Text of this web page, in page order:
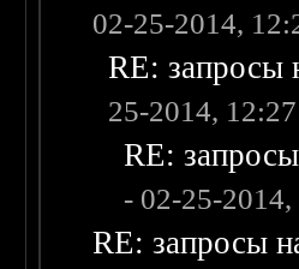
02-25-2014,
RE: запросы
25-2014,
RE:
- 02-25-
RE: запросы